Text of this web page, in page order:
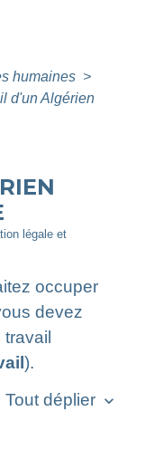
humaines >
d'un Algérien
légale et
occuper
devez
travail
).
Tout déplier keyboard_arrow_down